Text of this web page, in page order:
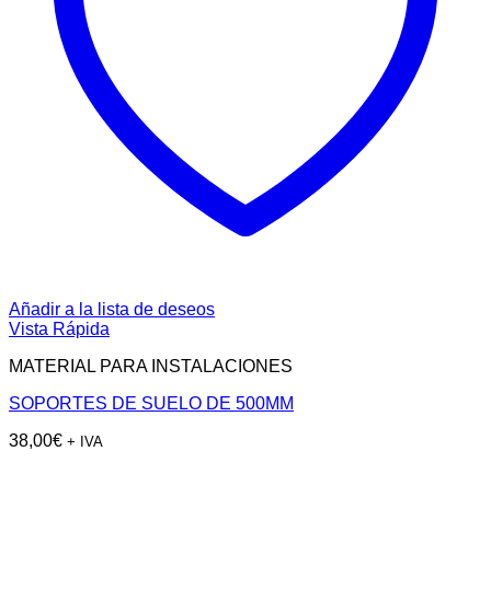
Añadir a la lista de deseos
Vista Rápida
MATERIAL PARA INSTALACIONES
SOPORTES DE SUELO DE 500MM
38,00€ + IVA